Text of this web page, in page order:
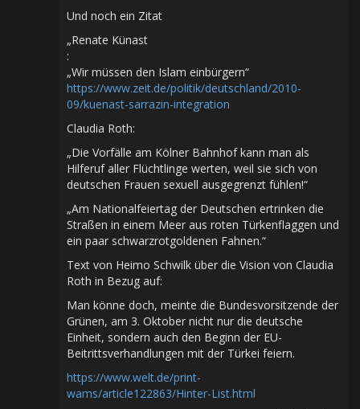
Und noch ein Zitat
„Renate Künast
:
„Wir müssen den Islam einbürgern“
https://www.zeit.de/politik/deutschland/2010-
09/kuenast-sarrazin-integration
Claudia Roth:
„Die Vorfälle am Kölner Bahnhof kann man als
Hilferuf aller Flüchtlinge werten, weil sie sich von
deutschen Frauen sexuell ausgegrenzt fühlen!“
„Am Nationalfeiertag der Deutschen ertrinken die
Straßen in einem Meer aus roten Türkenflaggen und
ein paar schwarzrotgoldenen Fahnen.“
Text von Heimo Schwilk über die Vision von Claudia
Roth in Bezug auf:
Man könne doch, meinte die Bundesvorsitzende der
Grünen, am 3. Oktober nicht nur die deutsche
Einheit, sondern auch den Beginn der EU-
Beitrittsverhandlungen mit der Türkei feiern.
https://www.welt.de/print-
wams/article122863/Hinter-List.html